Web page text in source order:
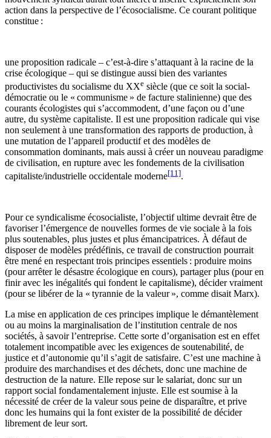
action dans la perspective de l’écosocialisme. Ce courant politique
constitue :
une proposition radicale – c’est-à-dire s’attaquant à la racine de la
crise écologique – qui se distingue aussi bien des variantes
productivistes du socialisme du XXe siècle (que ce soit la social-
démocratie ou le « communisme » de facture stalinienne) que des
courants écologistes qui s’accommodent, d’une façon ou d’une
autre, du système capitaliste. Il est une proposition radicale qui vise
non seulement à une transformation des rapports de production, à
une mutation de l’appareil productif et des modèles de
consommation dominants, mais aussi à créer un nouveau paradigme
de civilisation, en rupture avec les fondements de la civilisation
capitaliste/industrielle occidentale moderne[11].
Pour ce syndicalisme écosocialiste, l’objectif ultime devrait être de
favoriser l’émergence de nouvelles formes de vie sociale à la fois
plus soutenables, plus justes et plus émancipatrices. À défaut de
disposer de modèles prédéfinis, ce travail de construction pourrait
être mené en respectant trois principes essentiels : produire moins
(pour arrêter le désastre écologique en cours), partager plus (pour en
finir avec les inégalités qui fondent le capitalisme), décider vraiment
(pour se libérer de la « tyrannie de la valeur », comme disait Marx).
La mise en application de ces principes implique le démantèlement
ou au moins la marginalisation de l’institution centrale de nos
sociétés, à savoir l’entreprise. Cette sorte d’organisation est en effet
totalement incompatible avec les exigences de soutenabilité, de
justice et d’autonomie qu’il s’agit de satisfaire. C’est une machine à
produire des marchandises et des déchets, donc une machine de
destruction de la nature. Elle repose sur le salariat, donc sur un
rapport social fondamentalement injuste. Elle est soumise à la
nécessité de créer de la valeur sous peine de disparaître, et prive
donc les humains qui la font exister de la possibilité de décider
librement de leur sort.